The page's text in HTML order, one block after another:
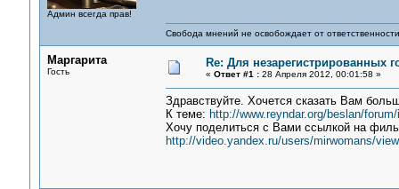
Админ всегда прав!
Свобода мнений не освобождает от
Маргарита
Гость
Re: Для незарегистрированных
« Ответ #1 :28 Апреля 2012, 00:01:58 »
Здравствуйте. Хочется сказать Вам
К теме: http://www.reyndar.org/beslan/
Хочу поделиться с Вами ссылкой на
http://video.yandex.ru/users/mirwomans/